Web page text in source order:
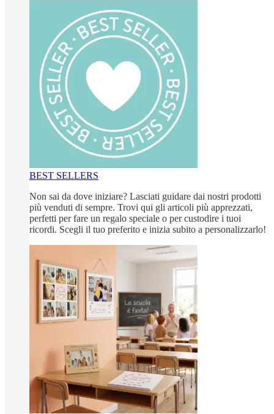
BEST SELLERS
Non sai da dove iniziare? Lasciati guidare dai nostri prodotti
più venduti di sempre. Trovi qui gli articoli più apprezzati,
perfetti per fare un regalo speciale o per custodire i tuoi
ricordi. Scegli il tuo preferito e inizia subito a personalizzarlo!